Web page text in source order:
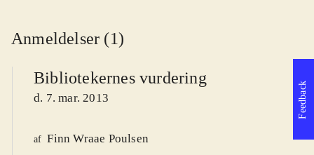
Anmeldelser (1)
Bibliotekernes vurdering
d. 7. mar. 2013
af Finn Wraae Poulsen
Feedback